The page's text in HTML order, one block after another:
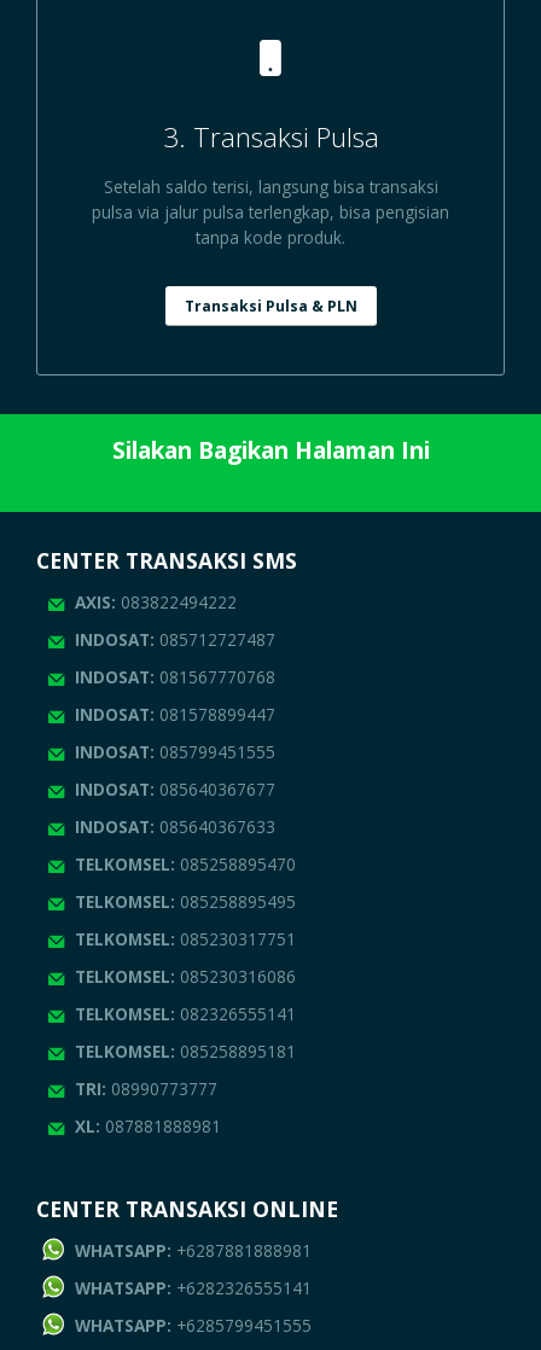
3. Transaksi Pulsa
Setelah saldo terisi, langsung bisa transaksi
pulsa via jalur pulsa terlengkap, bisa pengisian
tanpa kode produk.
Transaksi Pulsa & PLN
Silakan Bagikan Halaman Ini
CENTER TRANSAKSI SMS
AXIS: 083822494222
INDOSAT: 085712727487
INDOSAT: 081567770768
INDOSAT: 081578899447
INDOSAT: 085799451555
INDOSAT: 085640367677
INDOSAT: 085640367633
TELKOMSEL: 085258895470
TELKOMSEL: 085258895495
TELKOMSEL: 085230317751
TELKOMSEL: 085230316086
TELKOMSEL: 082326555141
TELKOMSEL: 085258895181
TRI: 08990773777
XL: 087881888981
CENTER TRANSAKSI ONLINE
WHATSAPP: +6287881888981
WHATSAPP: +6282326555141
WHATSAPP: +6285799451555